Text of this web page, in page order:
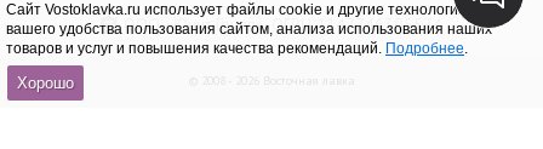
Cайт Vostoklavka.ru использует файлы cookie и другие технологии для
вашего удобства пользования сайтом, анализа использования наших
товаров и услуг и повышения качества рекомендаций. Подробнее.
Хорошо
ООО «Юнит Групп», ОГРН 1147746305574